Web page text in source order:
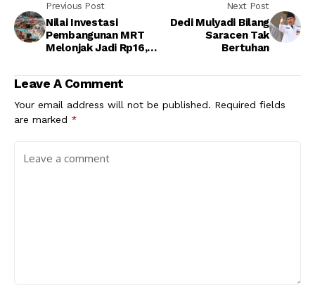
Previous Post
Nilai Investasi
Pembangunan MRT
Melonjak Jadi Rp16,5
Next Post
Dedi Mulyadi Bilang
Saracen Tak
Bertuhan
Leave A Comment
Your email address will not be published. Required fields
are marked *